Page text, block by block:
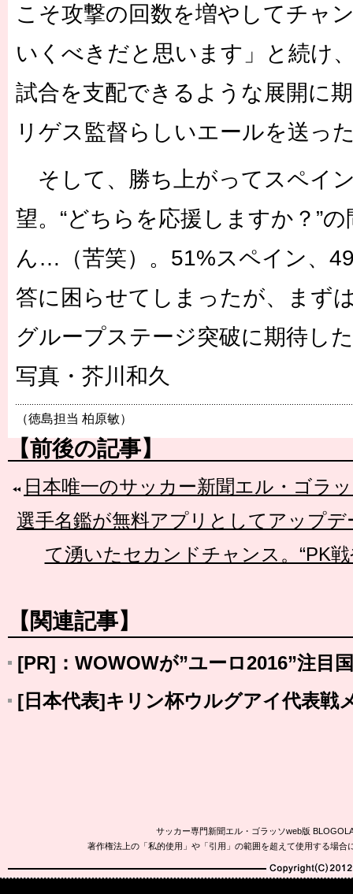
こそ攻撃の回数を増やしてチャ
いくべきだと思います」と続け
試合を支配できるような展開に
リゲス監督らしいエールを送っ
そして、勝ち上がってスペイ
望。“どちらを応援しますか？”
ん…（苦笑）。51%スペイン、
答に困らせてしまったが、まず
グループステージ突破に期待し
写真・芥川和久
（徳島担当 柏原敏）
【前後の記事】
日本唯一のサッカー新聞エル・ゴラ
選手名鑑が無料アプリとしてアップデ
て湧いたセカンドチャンス。“PK
【関連記事】
[PR]：WOWOWが”ユーロ2016”注目
[日本代表]キリン杯ウルグアイ代表戦
サッカー専門新聞エル・ゴラッソweb版
著作権法上の「私的使用」や「引用」の範囲を超えて使用する場
Copyright(C)2010-